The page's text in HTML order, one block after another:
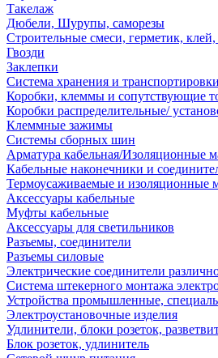
Такелаж
Дюбели, Шурупы, саморезы
Строительные смеси, герметик, клей,
Гвозди
Заклепки
Система хранения и транспортировки
Коробки, клеммы и сопутствующие
Коробки распределительные/
Клеммные зажимы
Системы сборных шин
Арматура кабельная/Изоляционные
Кабельные наконечники и
Термоусаживаемые и изоляционные
Аксессуары кабельные
Муфты кабельные
Аксессуары для светильников
Разъемы, соединители
Разъемы силовые
Электрические соединители
Система штекерного монтажа
Устройства промышленные,
Электроустановочные изделия
Удлинители, блоки розеток,
Блок розеток, удлинитель